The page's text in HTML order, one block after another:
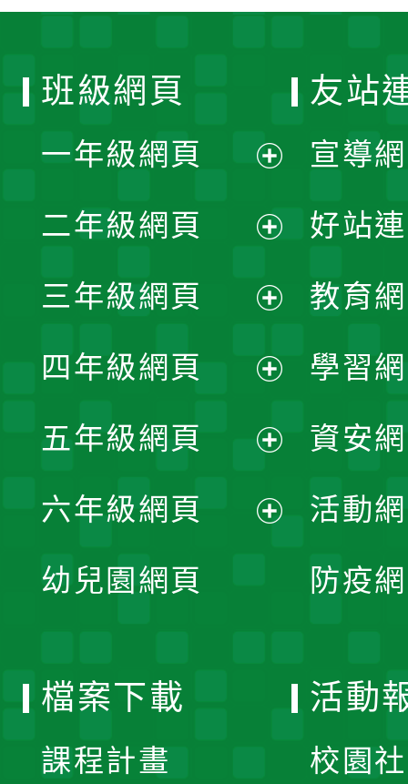
班級網頁
一年級網頁
開
選
單
二年級網頁
開
選
單
三年級網頁
開
選
單
四年級網頁
開
選
五年級網頁
開
六年級網頁
幼兒園網頁
友站
宣導
好站
教育
學習
資安
活動
防疫
檔案下載
課程計畫
活動
校園